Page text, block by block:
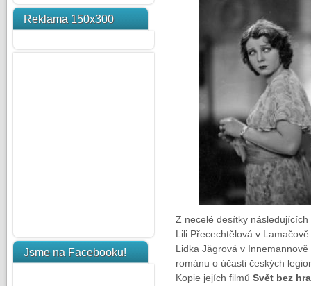
Reklama 150x300
Jsme na Facebooku!
Z necelé desítky
Lili Přecechtělová v
Lidka Jägrová v Innemannově
románu o účasti českých
Kopie jejích filmů Svět bez